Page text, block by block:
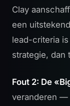
Clay
een
lead-criteria
strategie, dan
Fout 2: De
veranderen —